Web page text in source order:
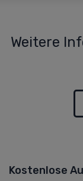
Weitere
Kostenlose